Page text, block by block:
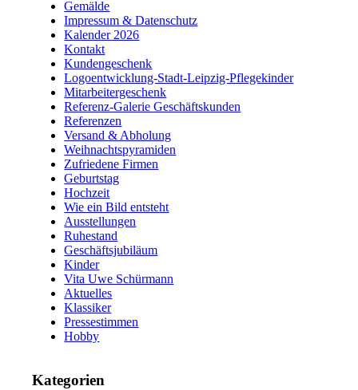
Gemälde
Impressum & Datenschutz
Kalender 2026
Kontakt
Kundengeschenk
Logoentwicklung-Stadt-Leipzig-Pflegekinder
Mitarbeitergeschenk
Referenz-Galerie Geschäftskunden
Referenzen
Versand & Abholung
Weihnachtspyramiden
Zufriedene Firmen
Geburtstag
Hochzeit
Wie ein Bild entsteht
Ausstellungen
Ruhestand
Geschäftsjubiläum
Kinder
Vita Uwe Schürmann
Aktuelles
Klassiker
Pressestimmen
Hobby
Kategorien